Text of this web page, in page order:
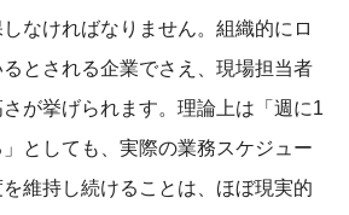
なければなりません。組織的にロ
とされる企業でさえ、現場担当者
が挙げられます。理論上は「週に1
としても、実際の業務スケジュー
維持し続けることは、ほぼ現実的